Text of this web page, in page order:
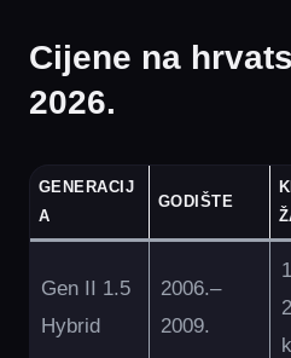
Cijene na
2026.
GENERACIJ
A
GODIŠTE
Gen II 1.5
Hybrid
2006.–
2009.